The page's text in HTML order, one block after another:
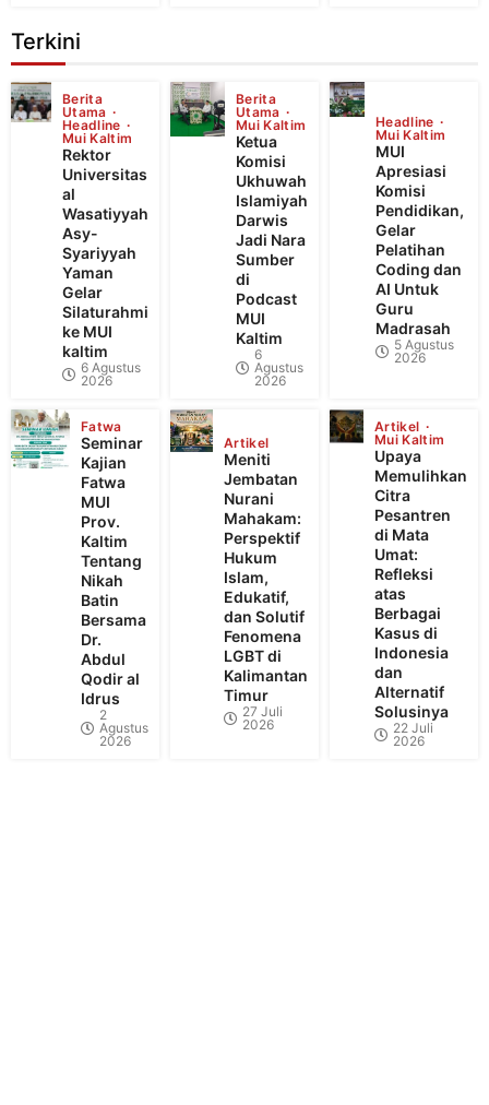
Terkini
Berita
Utama
Headline
Mui Kaltim
Rektor
Universitas
al
Wasatiyyah
Asy-
Syariyyah
Yaman
Gelar
Silaturahmi
ke MUI
kaltim
6 Agustus
2026
Berita
Utama
Mui Kaltim
Ketua
Komisi
Ukhuwah
Islamiyah
Darwis
Jadi Nara
Sumber
di
Podcast
MUI
Kaltim
6
Agustus
2026
Headline
Mui Kaltim
MUI
Apresiasi
Komisi
Pendidikan,
Gelar
Pelatihan
Coding dan
AI Untuk
Guru
Madrasah
5 Agustus
2026
Fatwa
Seminar
Kajian
Fatwa
MUI
Prov.
Kaltim
Tentang
Nikah
Batin
Bersama
Dr.
Abdul
Qodir al
Idrus
2
Agustus
2026
Artikel
Meniti
Jembatan
Nurani
Mahakam:
Perspektif
Hukum
Islam,
Edukatif,
dan Solutif
Fenomena
LGBT di
Kalimantan
Timur
27 Juli
2026
Artikel
Mui Kaltim
Upaya
Memulihkan
Citra
Pesantren
di Mata
Umat:
Refleksi
atas
Berbagai
Kasus di
Indonesia
dan
Alternatif
Solusinya
22 Juli
2026